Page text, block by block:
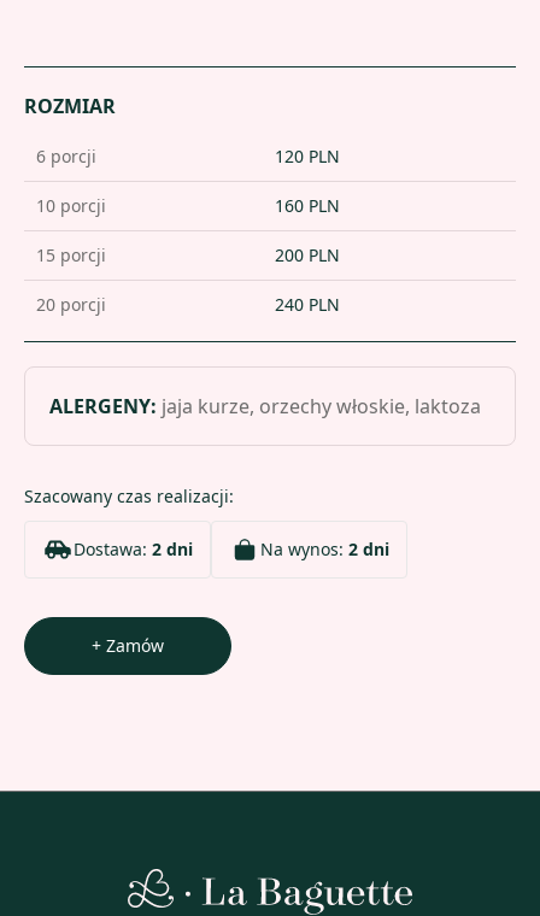
ROZMIAR
6 porcji 120 PLN
10 porcji 160 PLN
15 porcji 200 PLN
20 porcji 240 PLN
ALERGENY: jaja kurze, orzechy włoskie, laktoza
Szacowany czas realizacji:
Dostawa: 2 dni Na wynos: 2 dni
+ Zamów